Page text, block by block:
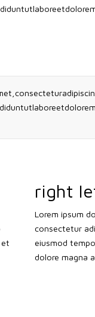
right
Lorem ipsum
consectetur
eiusmod
dolore magna